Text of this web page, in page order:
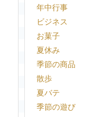
年中行事
ビジネス
お菓子
夏休み
季節の商品
散歩
夏バテ
季節の遊び